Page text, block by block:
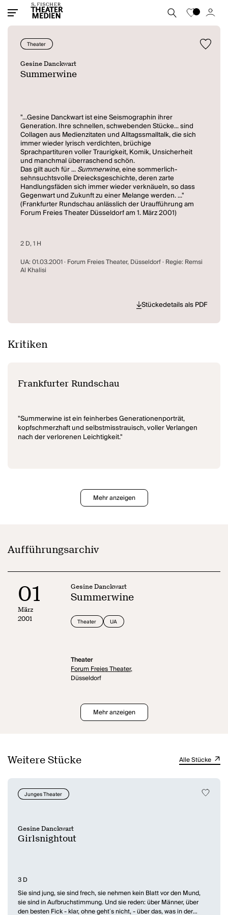
Theater
Gesine Danckwart
Summerwine
"...Gesine Danckwart ist eine Seismographin ihrer
Generation. Ihre schnellen, schwebenden Stücke... sind
Collagen aus Medienzitaten und Alltagssmalltalk, die sich
immer wieder lyrisch verdichten, brüchige
Sprachpartituren voller Traurigkeit, Komik, Unsicherheit
und manchmal überraschend schön.
Das gilt auch für ...Summerwine, eine sommerlich-
sehnsuchtsvolle Dreiecksgeschichte, deren zarte
Handlungsfäden sich immer wieder verknäueln, so dass
Gegenwart und Zukunft zu einer Melange werden. ..."
(Frankfurter Rundschau anlässlich der Uraufführung am
Forum Freies Theater Düsseldorf am 1. März 2001)
2 D, 1 H
UA: 01.03.2001 · Forum Freies Theater, Düsseldorf · Regie: Remsi
Al Khalisi
Stückedetails als PDF
Kritiken
Frankfurter Rundschau
"Summerwine ist ein feinherbes Generationenporträt,
kopfschmerzhaft und selbstmisstrauisch, voller Verlangen
nach der verlorenen Leichtigkeit."
Mehr anzeigen
Aufführungsarchiv
01
März
2001
Gesine Danckwart
Summerwine
Theater UA
Theater
Forum Freies Theater,
Düsseldorf
Mehr anzeigen
Weitere Stücke Alle Stücke
Junges Theater
Gesine Danckwart
Girlsnightout
3 D
Sie sind jung, sie sind frech, sie nehmen kein Blatt vor den Mund,
sie sind in Aufbruchstimmung. Und sie reden: über Männer, über
den besten Fick - klar, ohne geht´s nicht, - über das, was in der